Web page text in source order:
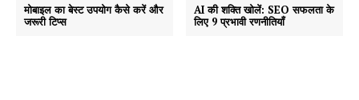
मोबाइल का बेस्ट उपयोग कैसे करें और
जरूरी टिप्स
AI की शक्ति खोलें: SEO सफलता के
लिए 9 प्रभावी रणनीतियाँ